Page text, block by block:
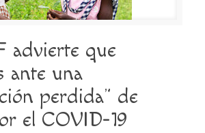
advierte que
ante una
perdida” de
el COVID-19